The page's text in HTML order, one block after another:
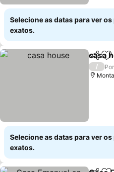
Selecione as datas para ver
exatos.
casa
/
Selecione as datas para ver
exatos.